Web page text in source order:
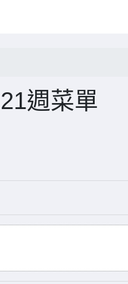
週菜單